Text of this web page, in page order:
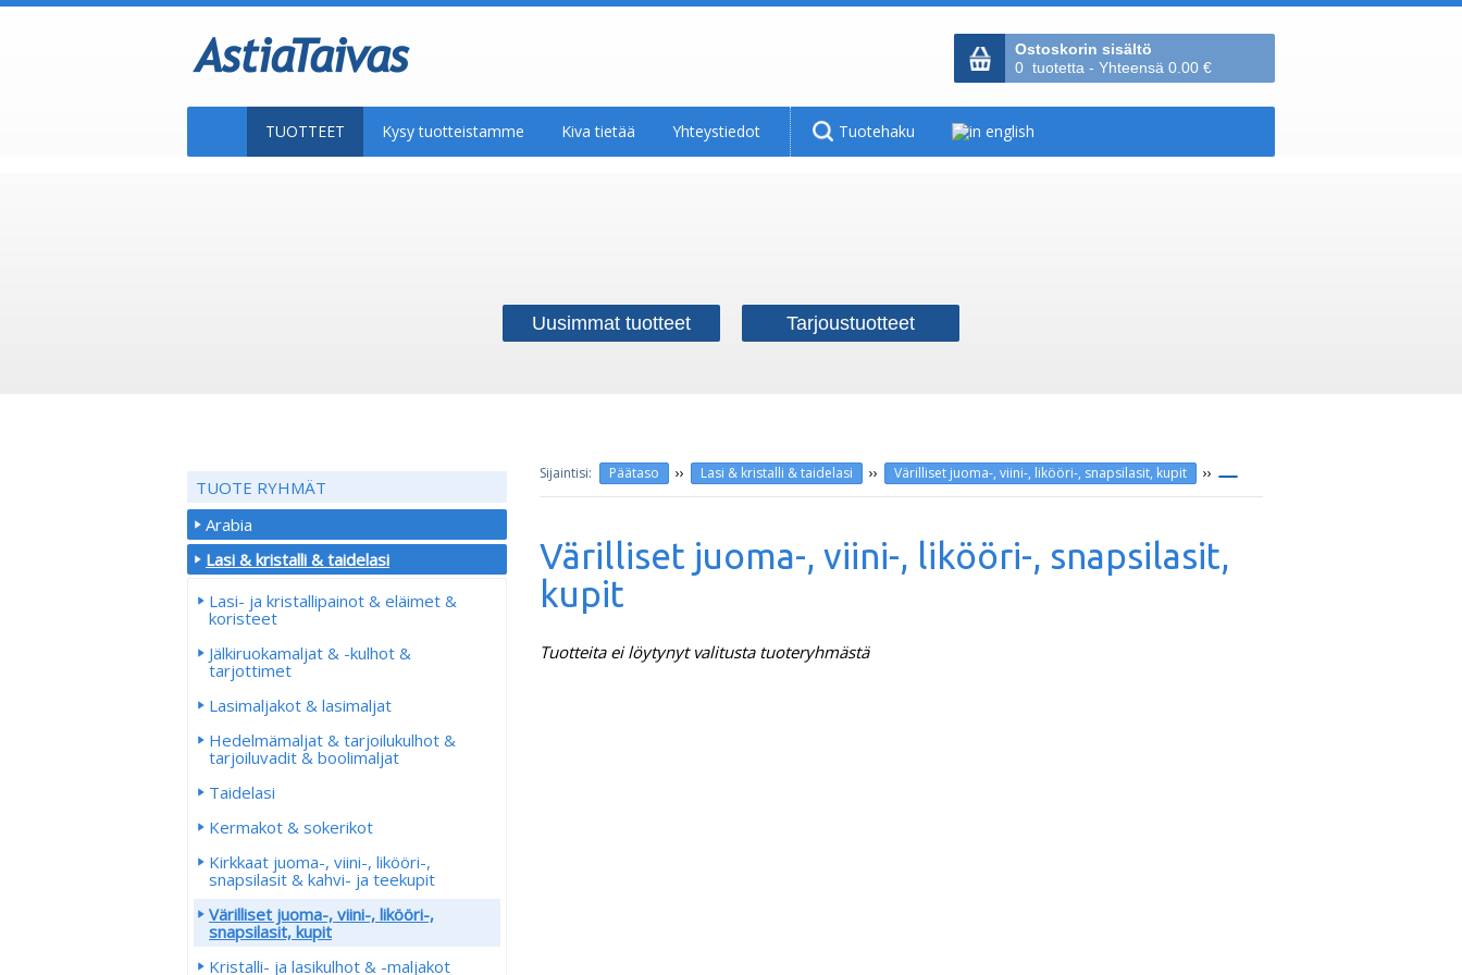
Ostoskorin sisältö
0 tuotetta - Yhteensä 0.00 €
TUOTTEET Kysy tuotteistamme Kiva tietää Yhteystiedot Tuotehaku
Uusimmat tuotteet Tarjoustuotteet
Päätaso ›› Lasi & kristalli & taidelasi ›› Värilliset juoma-, viini-, likööri-, snapsilasit, kupit ››
Värilliset juoma-, viini-, likööri-, snapsilasit,
kupit
Tuotteita ei löytynyt valitusta tuoteryhmästä
TUOTE RYHMÄT
Arabia
Lasi & kristalli & taidelasi
Lasi- ja kristallipainot & eläimet &
koristeet
Jälkiruokamaljat & -kulhot &
tarjottimet
Lasimaljakot & lasimaljat
Hedelmämaljat & tarjoilukulhot &
tarjoiluvadit & boolimaljat
Taidelasi
Kermakot & sokerikot
Kirkkaat juoma-, viini-, likööri-,
snapsilasit & kahvi- ja teekupit
Värilliset juoma-, viini-, likööri-,
snapsilasit, kupit
Kristalli- ja lasikulhot & -maljakot